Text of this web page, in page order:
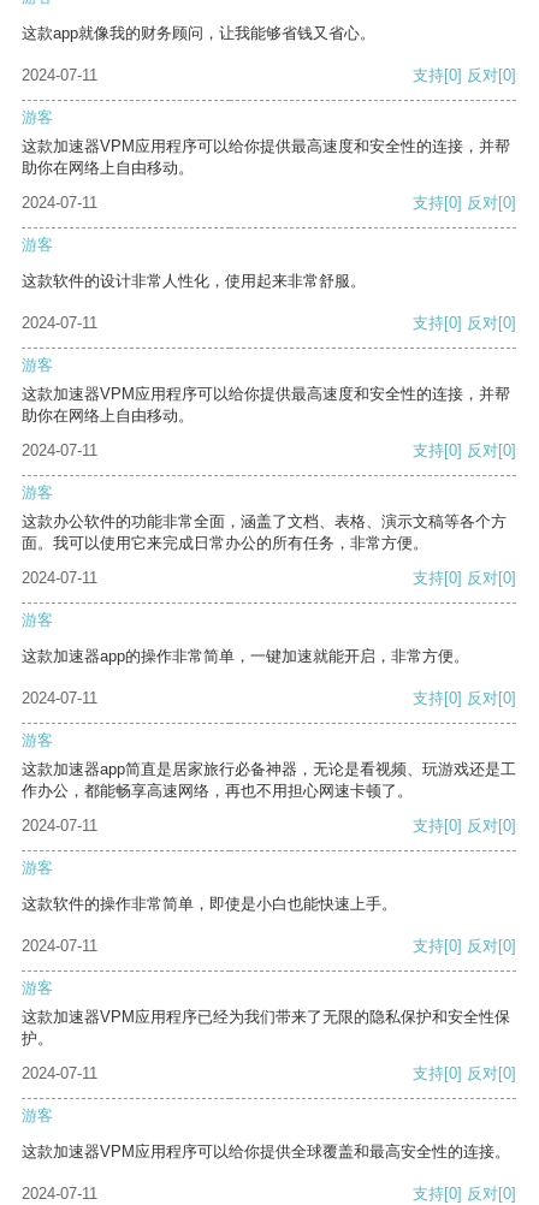
这款app就像我的财务顾问，让我能够省钱又省心。
2024-07-11 支持[0] 反对[0]
游客
这款加速器VPM应用程序可以给你提供最高速度和安全性的连接，并帮
助你在网络上自由移动。
2024-07-11
支持[0] 反对[0]
游客
这款软件的设计非常人性化，使用起来非常舒服。
2024-07-11 支持[0] 反对[0]
游客
这款加速器VPM应用程序可以给你提供最高速度和安全性的连接，并帮
助你在网络上自由移动。
2024-07-11
支持[0] 反对[0]
游客
这款办公软件的功能非常全面，涵盖了文档、表格、演示文稿等各个方
面。我可以使用它来完成日常办公的所有任务，非常方便。
2024-07-11
支持[0] 反对[0]
游客
这款加速器app的操作非常简单，一键加速就能开启，非常方便。
2024-07-11 支持[0] 反对[0]
游客
这款加速器app简直是居家旅行必备神器，无论是看视频、玩游戏还是工
作办公，都能畅享高速网络，再也不用担心网速卡顿了。
2024-07-11
支持[0] 反对[0]
游客
这款软件的操作非常简单，即使是小白也能快速上手。
2024-07-11 支持[0] 反对[0]
游客
这款加速器VPM应用程序已经为我们带来了无限的隐私保护和安全性保
护。
2024-07-11
支持[0] 反对[0]
游客
这款加速器VPM应用程序可以给你提供全球覆盖和最高安全性的连接。
2024-07-11 支持[0] 反对[0]